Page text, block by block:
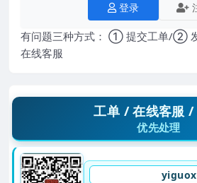
登录
有问题三种方式： ① 提交工单/②
在线客服
工单 / 在线客服 /
优先处理